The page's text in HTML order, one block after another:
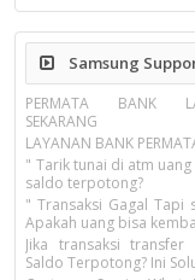
Samsung
PERMATA BANK
SEKARANG
LAYANAN BANK
" Tarik tunai di atm
saldo terpotong?
" Transaksi Gagal
Apakah uang bisa
Jika transaksi transfer
Saldo Terpotong? Ini